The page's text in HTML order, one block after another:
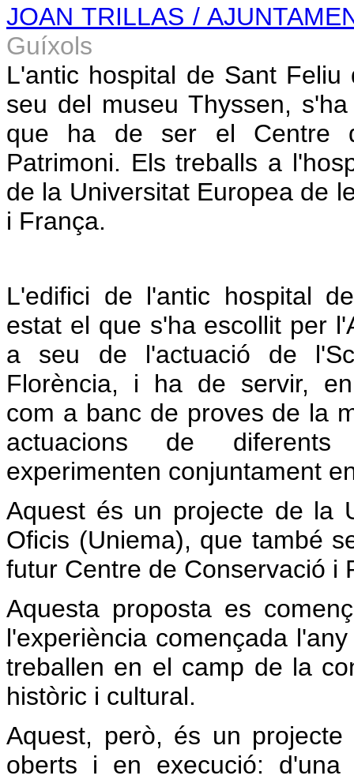
JOAN TRILLAS /
Guíxols
L'antic hospital de Sant
seu del museu Thyssen,
que ha de ser el Centre
Patrimoni. Els treballs a
de la Universitat Europea de
i França.
L'edifici de l'antic hospital
estat el que s'ha escollit per
a seu de l'actuació de
Florència, i ha de servir, en
com a banc de proves de la
actuacions de
experimenten conjuntament
Aquest és un projecte de la
Oficis (Uniema), que també
futur Centre de Conservació i
Aquesta proposta es
l'experiència començada
treballen en el camp de la
històric i cultural.
Aquest, però, és un
oberts i en execució: d'una